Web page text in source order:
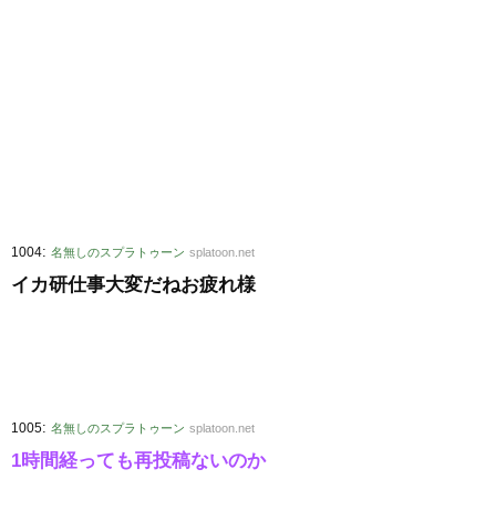
1004: 名無しのスプラトゥーン splatoon.net
イカ研仕事大変だねお疲れ様
1005: 名無しのスプラトゥーン splatoon.net
1時間経っても再投稿ないのか